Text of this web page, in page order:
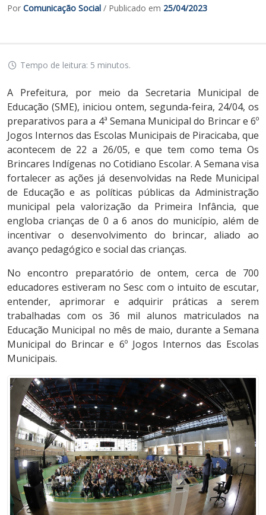
Por Comunicação Social / Publicado em 25/04/2023
Tempo de leitura: 5 minutos.
A Prefeitura, por meio da Secretaria Municipal de
Educação (SME), iniciou ontem, segunda-feira, 24/04, os
preparativos para a 4ª Semana Municipal do Brincar e 6º
Jogos Internos das Escolas Municipais de Piracicaba, que
acontecem de 22 a 26/05, e que tem como tema Os
Brincares Indígenas no Cotidiano Escolar. A Semana visa
fortalecer as ações já desenvolvidas na Rede Municipal
de Educação e as políticas públicas da Administração
municipal pela valorização da Primeira Infância, que
engloba crianças de 0 a 6 anos do município, além de
incentivar o desenvolvimento do brincar, aliado ao
avanço pedagógico e social das crianças.
No encontro preparatório de ontem, cerca de 700
educadores estiveram no Sesc com o intuito de escutar,
entender, aprimorar e adquirir práticas a serem
trabalhadas com os 36 mil alunos matriculados na
Educação Municipal no mês de maio, durante a Semana
Municipal do Brincar e 6º Jogos Internos das Escolas
Municipais.